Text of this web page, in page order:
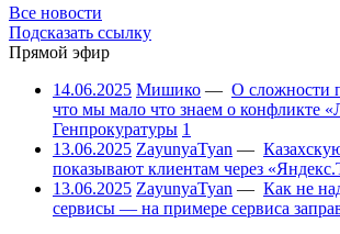
Все новости
Подсказать ссылку
Прямой эфир
14.06.2025 Мишико — О сложности
что мы мало что знаем о конфликте
Генпрокуратуры 1
13.06.2025 ZayunyaTyan —
показывают клиентам через
13.06.2025 ZayunyaTyan — Как не
сервисы — на примере сервиса